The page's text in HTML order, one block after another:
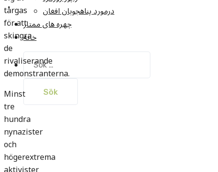
درمورد پناهجويان افغان
چهره های ممتاز
خانه
efter:
tårgas
för att
skingra
de
rivaliserande
demonstranterna.
Minst
tre
hundra
nynazister
och
högerextrema